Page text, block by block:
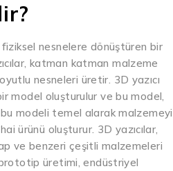
fiziksel nesnelere dönüştüren bir
katman katman malzeme
nesneleri üretir. 3D yazıcı
model oluşturulur ve bu model,
bu modeli temel alarak malzemeyi
ürünü oluşturur. 3D yazıcılar,
ve benzeri çeşitli malzemeleri
üretimi, endüstriyel